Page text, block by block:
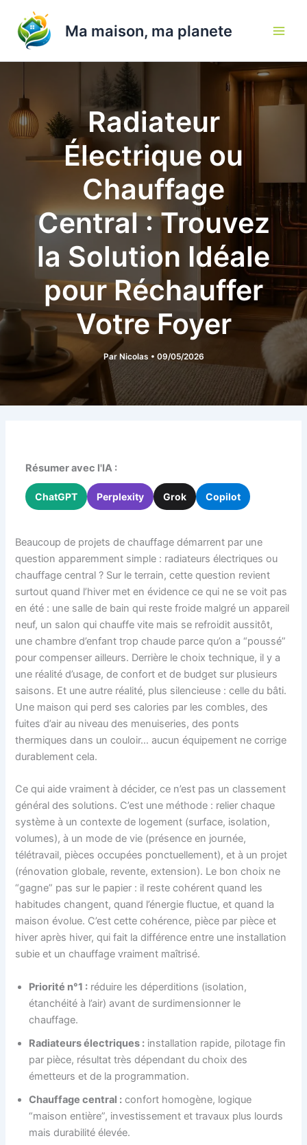
contenu
Ma maison, ma planete
Radiateur
Électrique ou
Chauffage
Central : Trouvez
la Solution Idéale
pour Réchauffer
Votre Foyer
Par Nicolas • 09/05/2026
Résumer avec l'IA :
ChatGPT Perplexity Grok Copilot
Beaucoup de projets de chauffage démarrent par une
question apparemment simple : radiateurs électriques ou
chauffage central ? Sur le terrain, cette question revient
surtout quand l’hiver met en évidence ce qui ne se voit pas
en été : une salle de bain qui reste froide malgré un appareil
neuf, un salon qui chauffe vite mais se refroidit aussitôt,
une chambre d’enfant trop chaude parce qu’on a “poussé”
pour compenser ailleurs. Derrière le choix technique, il y a
une réalité d’usage, de confort et de budget sur plusieurs
saisons. Et une autre réalité, plus silencieuse : celle du bâti.
Une maison qui perd ses calories par les combles, des
fuites d’air au niveau des menuiseries, des ponts
thermiques dans un couloir… aucun équipement ne corrige
durablement cela.
Ce qui aide vraiment à décider, ce n’est pas un classement
général des solutions. C’est une méthode : relier chaque
système à un contexte de logement (surface, isolation,
volumes), à un mode de vie (présence en journée,
télétravail, pièces occupées ponctuellement), et à un projet
(rénovation globale, revente, extension). Le bon choix ne
“gagne” pas sur le papier : il reste cohérent quand les
habitudes changent, quand l’énergie fluctue, et quand la
maison évolue. C’est cette cohérence, pièce par pièce et
hiver après hiver, qui fait la différence entre une installation
subie et un chauffage vraiment maîtrisé.
Priorité n°1 : réduire les déperditions (isolation,
étanchéité à l’air) avant de surdimensionner le
chauffage.
Radiateurs électriques : installation rapide, pilotage fin
par pièce, résultat très dépendant du choix des
émetteurs et de la programmation.
Chauffage central : confort homogène, logique
“maison entière”, investissement et travaux plus lourds
mais durabilité élevée.